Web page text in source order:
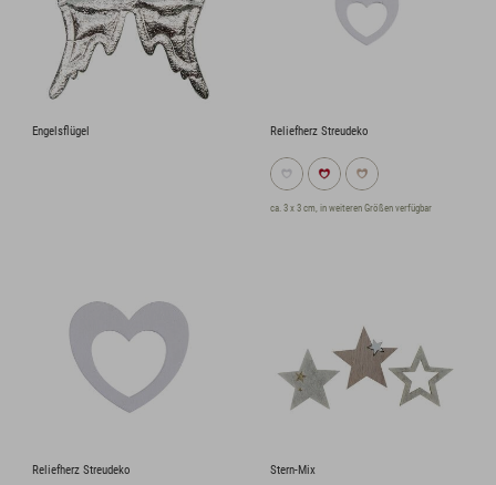
Engelsflügel Reliefherz Streudeko
ca. 3 x 3 cm, in weiteren Größen verfügbar
Reliefherz Streudeko Stern-Mix